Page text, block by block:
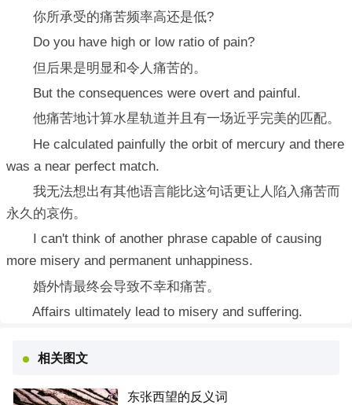
你所承受的痛苦频率高还是低?
Do you have high or low ratio of pain?
但后果是明显和令人痛苦的。
But the consequences were overt and painful.
他痛苦地计算水星轨道并且有一场近乎完美的匹配。
He calculated painfully the orbit of mercury and there
was a near perfect match.
我无法想出有其他语言能比这句话更让人陷入痛苦而
永久的哀伤。
I can't think of another phrase capable of causing
more misery and permanent unhappiness.
婚外情最终会导致不幸和痛苦。
Affairs ultimately lead to misery and suffering.
相关图文
东张西望的反义词